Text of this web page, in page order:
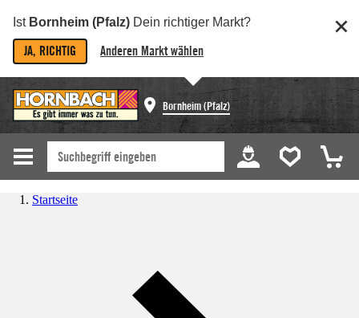
Ist Bornheim (Pfalz) Dein richtiger Markt?
JA, RICHTIG Anderen Markt wählen
Bornheim (Pfalz)
Startseite